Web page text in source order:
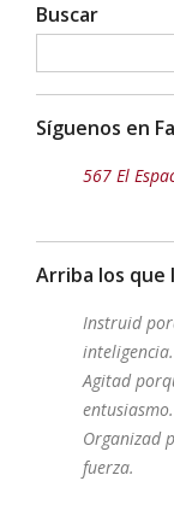
Buscar
Síguenos en
567 El
Arriba los que
Instruid
inteligencia.
Agitad
entusiasmo.
Organizad
fuerza.